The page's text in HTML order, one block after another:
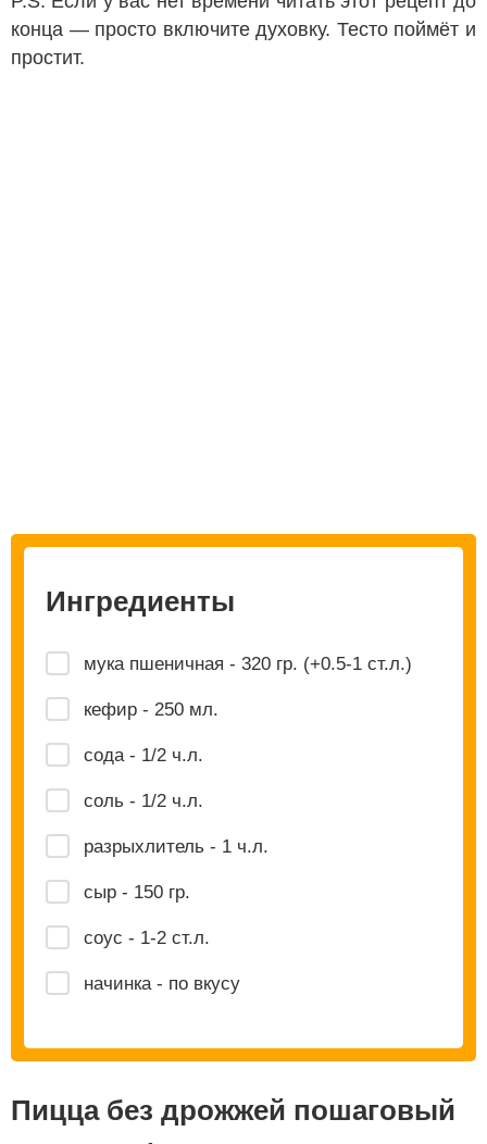
конца — просто включите духовку. Тесто поймёт и
простит.
Ингредиенты
мука пшеничная - 320 гр. (+0.5-1 ст.л.)
кефир - 250 мл.
сода - 1/2 ч.л.
соль - 1/2 ч.л.
разрыхлитель - 1 ч.л.
сыр - 150 гр.
соус - 1-2 ст.л.
начинка - по вкусу
Пицца без дрожжей пошаговый